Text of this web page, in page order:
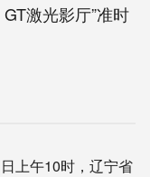
激光影厅”准时
上午10时，辽宁省